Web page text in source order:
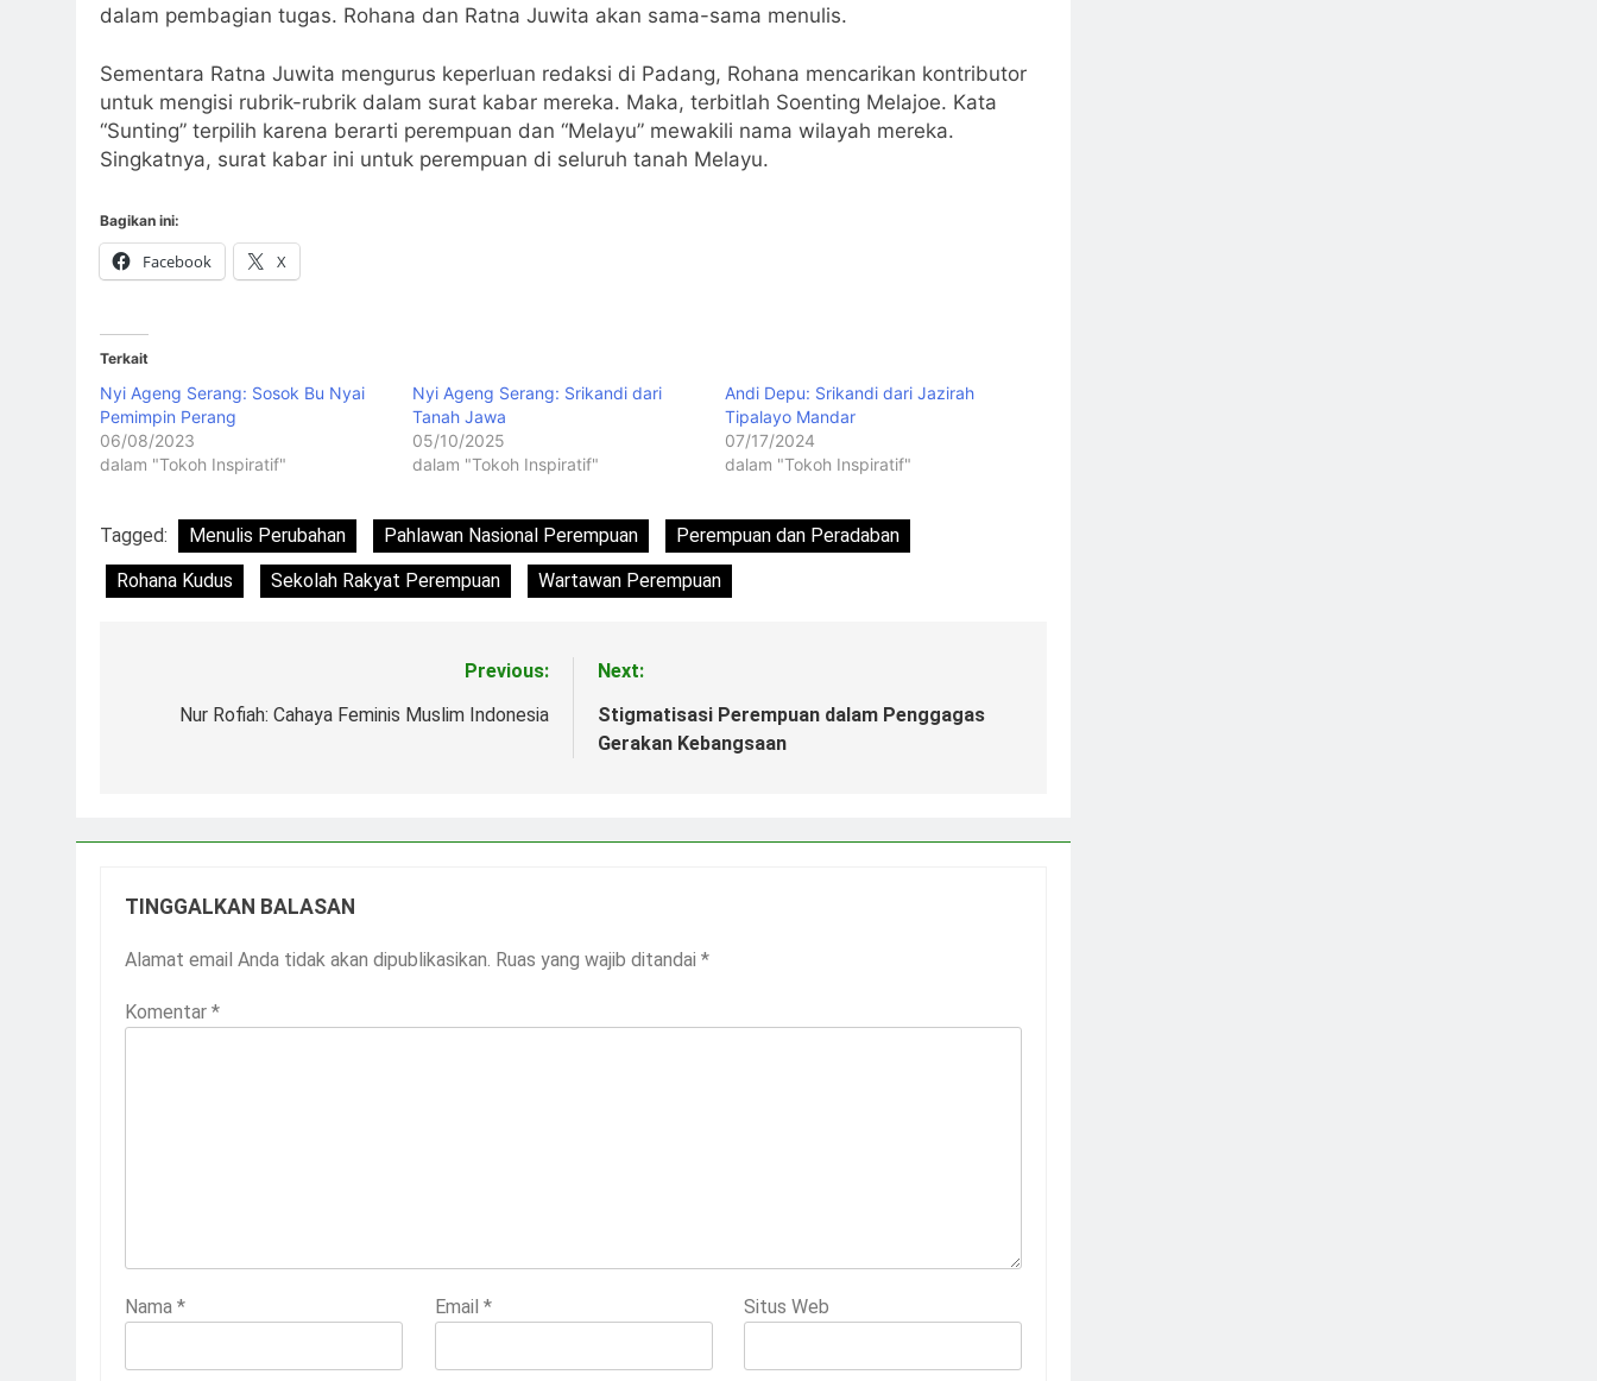
dalam pembagian tugas. Rohana dan Ratna Juwita akan sama-sama menulis.
Sementara Ratna Juwita mengurus keperluan redaksi di Padang, Rohana mencarikan kontributor
untuk mengisi rubrik-rubrik dalam surat kabar mereka. Maka, terbitlah Soenting Melajoe. Kata
“Sunting” terpilih karena berarti perempuan dan “Melayu” mewakili nama wilayah mereka.
Singkatnya, surat kabar ini untuk perempuan di seluruh tanah Melayu.
Bagikan ini:
Facebook X
Terkait
Nyi Ageng Serang: Sosok Bu Nyai
Pemimpin Perang
06/08/2023
dalam "Tokoh Inspiratif"
Nyi Ageng Serang: Srikandi dari
Tanah Jawa
05/10/2025
dalam "Tokoh Inspiratif"
Andi Depu: Srikandi dari Jazirah
Tipalayo Mandar
07/17/2024
dalam "Tokoh Inspiratif"
Tagged: Menulis Perubahan Pahlawan Nasional Perempuan
Perempuan dan Peradaban
Rohana Kudus
Sekolah Rakyat Perempuan Wartawan Perempuan
Previous:
Nur Rofiah: Cahaya Feminis Muslim Indonesia
Next:
Stigmatisasi Perempuan dalam Penggagas
Gerakan Kebangsaan
TINGGALKAN BALASAN
Alamat email Anda tidak akan dipublikasikan. Ruas yang wajib ditandai *
Komentar *
Nama * Email * Situs Web